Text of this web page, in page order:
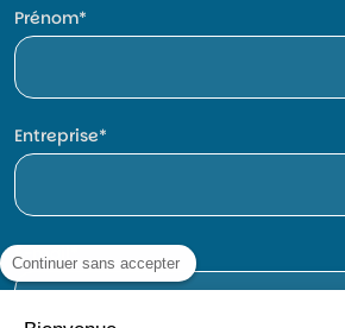
Prénom
Entreprise
E-mail
Continuer sans accepter